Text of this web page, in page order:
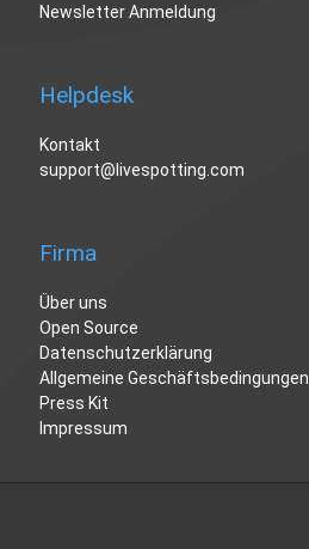
Newsletter Anmeldung
Helpdesk
Kontakt
support@livespotting.com
Firma
Über uns
Open Source
Datenschutzerklärung
Allgemeine Geschäftsbedingungen
Press Kit
Impressum